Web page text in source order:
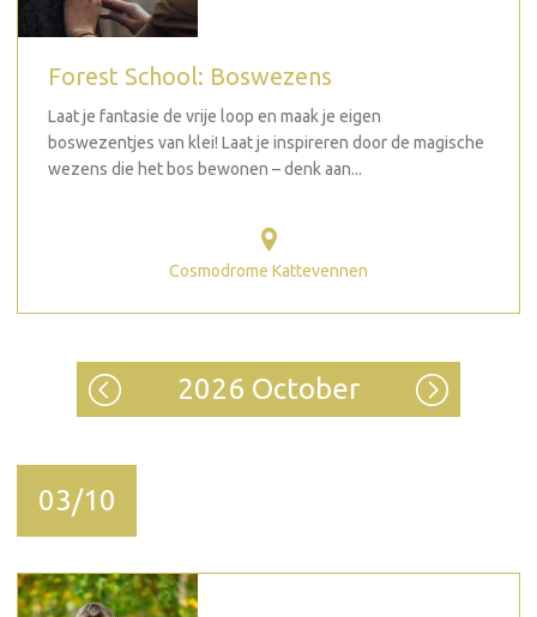
Forest School: Boswezens
Laat je fantasie de vrije loop en maak je eigen
boswezentjes van klei! Laat je inspireren door de magische
wezens die het bos bewonen – denk aan...
Cosmodrome Kattevennen
2026 October
03/10